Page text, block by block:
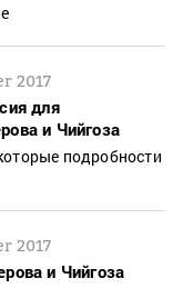
2017
для
и Чийгоза
подробности
2017
и Чийгоза